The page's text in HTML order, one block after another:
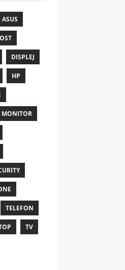
ASUS
DISPLEJ
HP
MONITOR
TELEFON
TV